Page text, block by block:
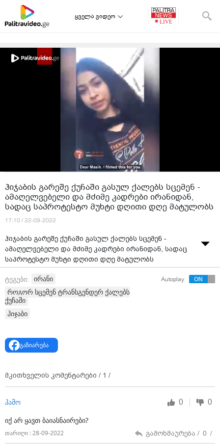
ყველა ვიდეო
ჰიჯაბის გარეშე ქუჩაში გასულ ქალებს სცემენ -
ამაღელვებელი და მძიმე კადრები ირანიდან,
სადაც საპროტესტო მუხტი დღითი დღე მატულობს
17:10 / 22-09-2022
ჰიჯაბის გარეშე ქუჩაში გასულ ქალებს სცემენ -
ამაღელვებელი და მძიმე კადრები ირანიდან, სადაც
საპროტესტო მუხტი დღითი დღე მატულობს
ტეგები:
ირანი
როგორ სცემენ ტრანსგენდერ ქალებს
ქუჩაში
ჰიჯაბი
Autoplay
გაზიარება
მკითხველის კომენტარები / 1 /
ჰამო 0 0
იქ არ ყავთ ბაიასნაირები?
თარიღი : 28-09-2022 გამოხმაურება / 0 /